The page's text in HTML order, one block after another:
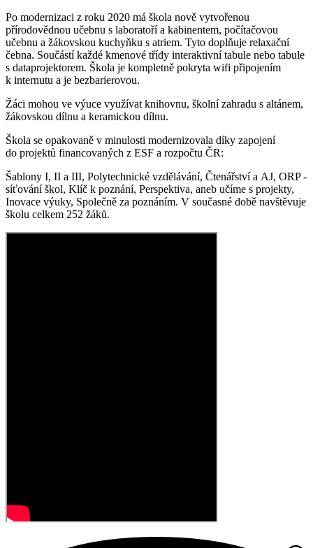
Po modernizaci z roku 2020 má škola nově vytvořenou
přírodovědnou učebnu s laboratoří a kabinentem, počítačovou
učebnu a žákovskou kuchyňku s atriem. Tyto doplňuje relaxační
čebna. Součástí každé kmenové třídy interaktivní tabule nebo tabule
s dataprojektorem. Škola je kompletně pokryta wifi připojením
k internutu a je bezbarierovou.
Žáci mohou ve výuce využívat knihovnu, školní zahradu s altánem,
žákovskou dílnu a keramickou dílnu.
Škola se opakovaně v minulosti modernizovala díky zapojení
do projektů financovaných z ESF a rozpočtu ČR:
Šablony I, II a III, Polytechnické vzdělávání, Čtenářství a AJ, ORP -
síťování škol, Klíč k poznání, Perspektiva, aneb učíme s projekty,
Inovace výuky, Společně za poznáním. V současné době navštěvuje
školu celkem 252 žáků.